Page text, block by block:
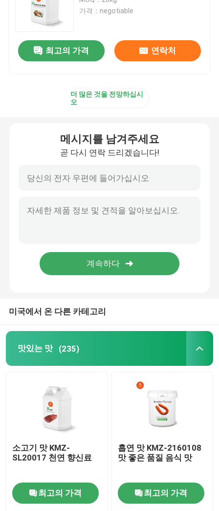
베이커리 맛
향신료 가루
식물 추출물
가격：negotiable
최고의 가격 연락처
더 많은 것을 전망하십시
오
메시지를 남겨주세요
곧 다시 연락 드리겠습니다!
미국에서 온 다른 카테고리
맛있는 맛 (235)
소고기 맛 KMZ-
SL20017 천연 향신료
최고의 가격
흡연 맛 KMZ-2160108
맛 좋은 품질 음식 맛
최고의 가격